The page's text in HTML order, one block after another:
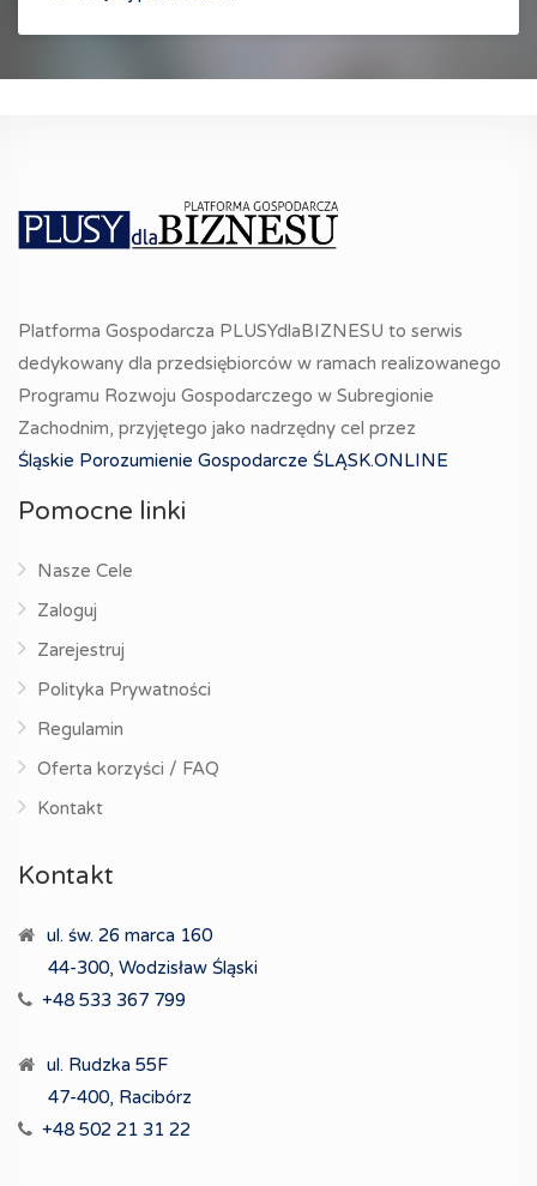
Platforma Gospodarcza PLUSYdlaBIZNESU to serwis
dedykowany dla przedsiębiorców w ramach realizowanego
Programu Rozwoju Gospodarczego w Subregionie
Zachodnim, przyjętego jako nadrzędny cel przez
Śląskie Porozumienie Gospodarcze ŚLĄSK.ONLINE
Pomocne linki
Nasze Cele
Zaloguj
Zarejestruj
Polityka Prywatności
Regulamin
Oferta korzyści / FAQ
Kontakt
Kontakt
ul. św. 26 marca 160
44-300, Wodzisław Śląski
+48 533 367 799
ul. Rudzka 55F
47-400, Racibórz
+48 502 21 31 22